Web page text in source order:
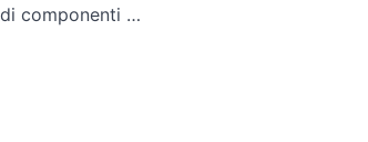
di componenti …